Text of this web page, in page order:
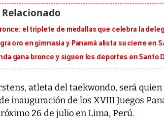
el triplete de medallas que celebra la
oro en gimnasia y Panamá alista su cierre en
gana bronce y siguen los deportes en Santo
atleta del taekwondo, será
inauguración de los XVIII Juegos
26 de julio en Lima, Perú.